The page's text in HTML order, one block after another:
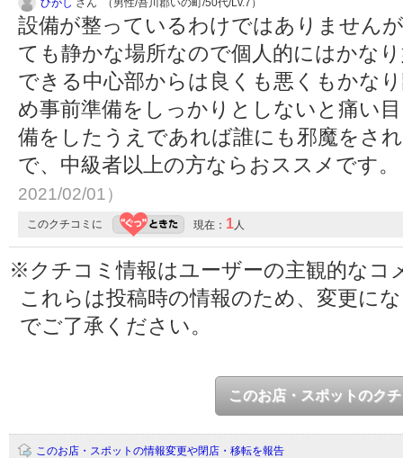
設備が整っているわけではありません
ても静かな場所なので個人的にはかな
できる中心部からは良くも悪くもかな
め事前準備をしっかりとしないと痛い
備をしたうえであれば誰にも邪魔をさ
で、中級者以上の方ならおススメです
2021/02/01）
このクチコミに 現在： 1 人
※クチコミ情報はユーザーの主観的なコ
これらは投稿時の情報のため、変更に
でご了承ください。
このお店・スポットのク
このお店・スポットの情報変更や閉店・移転を報告